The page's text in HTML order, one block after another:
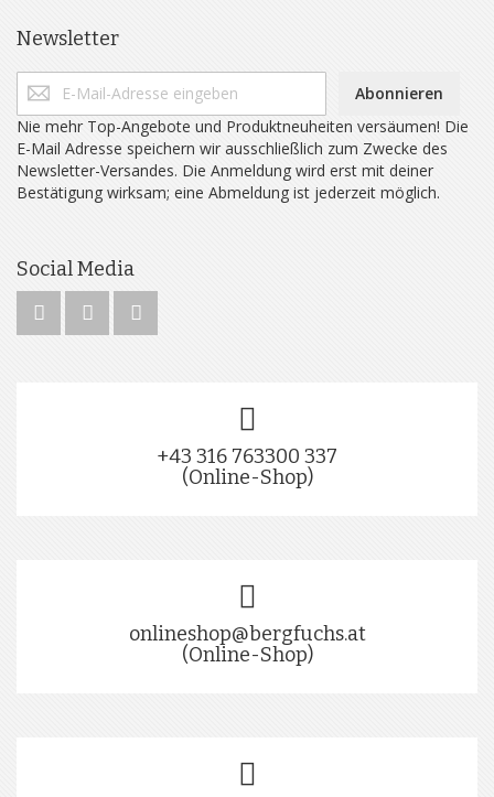
Newsletter
Abonnieren
Nie mehr Top-Angebote und Produktneuheiten versäumen! Die
E-Mail Adresse speichern wir ausschließlich zum Zwecke des
Newsletter-Versandes. Die Anmeldung wird erst mit deiner
Bestätigung wirksam; eine Abmeldung ist jederzeit möglich.
Social Media
+43 316 763300 337
(Online-Shop)
onlineshop@bergfuchs.at
(Online-Shop)